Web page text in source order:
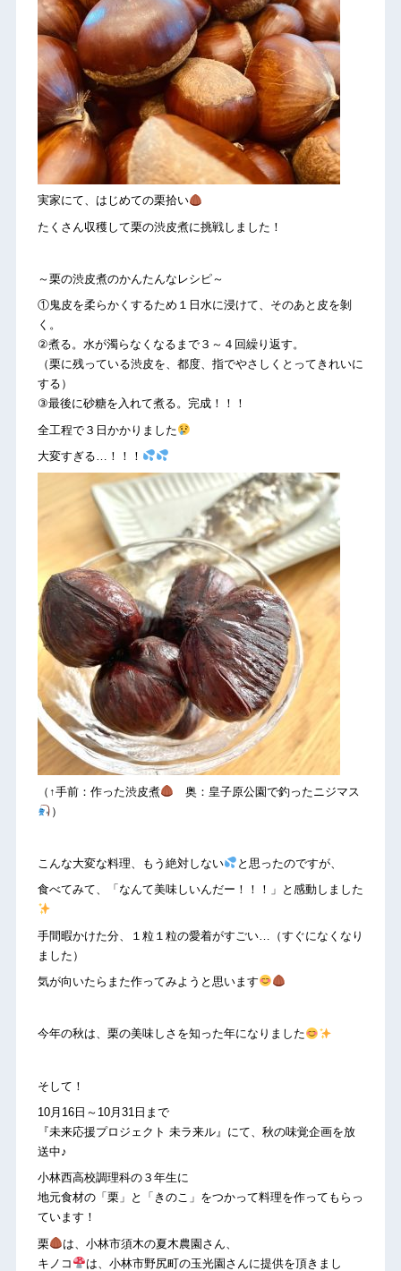
実家にて、はじめての栗拾い
たくさん収穫して栗の渋皮煮に挑戦しました！
～栗の渋皮煮のかんたんなレシピ～
①鬼皮を柔らかくするため１日水に浸けて、そのあと皮を剝
く。
②煮る。水が濁らなくなるまで３～４回繰り返す。
（栗に残っている渋皮を、都度、指でやさしくとってきれいに
する）
③最後に砂糖を入れて煮る。完成！！！
全工程で３日かかりました
大変すぎる…！！！
（↑手前：作った渋皮煮
奥：皇子原公園で釣ったニジマス
）
こんな大変な料理、もう絶対しない
と思ったのですが、
食べてみて、「なんて美味しいんだー！！！」と感動しました
手間暇かけた分、１粒１粒の愛着がすごい…（すぐになくなり
ました）
気が向いたらまた作ってみようと思います
今年の秋は、栗の美味しさを知った年になりました
そして！
10月16日～10月31日まで
『未来応援プロジェクト 未ラ来ル』にて、秋の味覚企画を放
送中♪
小林西高校調理科の３年生に
地元食材の「栗」と「きのこ」をつかって料理を作ってもらっ
ています！
栗
は、小林市須木の夏木農園さん、
キノコ
は、小林市野尻町の玉光園さんに提供を頂きまし